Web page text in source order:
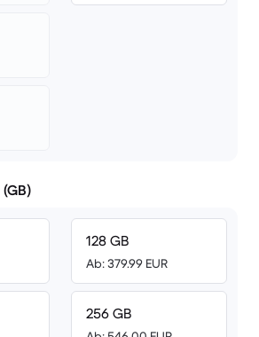
128 GB
Ab: 379.99 EUR
256 GB